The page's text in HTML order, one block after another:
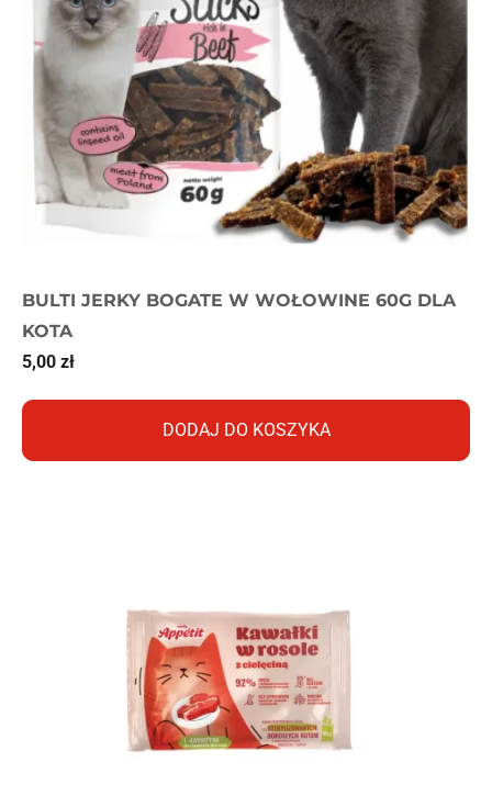
BULTI JERKY BOGATE W WOŁOWINE 60G DLA
KOTA
5,00 zł
DODAJ DO KOSZYKA